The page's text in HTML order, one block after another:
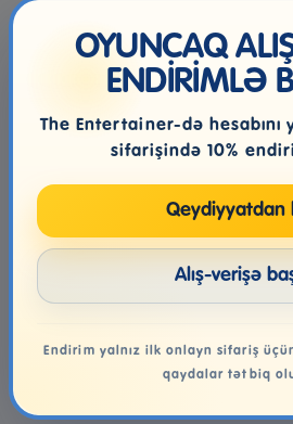
OYUNCAQ
ENDİRİMLƏ
The Entertainer-də
sifarişində 10%
Qeydiyyatdan
Alış-verişə
Endirim yalnız ilk onlayn sifariş
qaydalar tətbiq